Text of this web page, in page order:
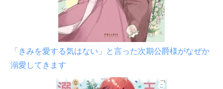
「きみを愛する気はない」と言った次期公爵様がなぜか
溺愛してきます